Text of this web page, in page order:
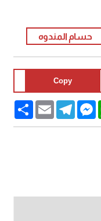
حسام المندوه
Copy
Share Email
TelegramMessenger